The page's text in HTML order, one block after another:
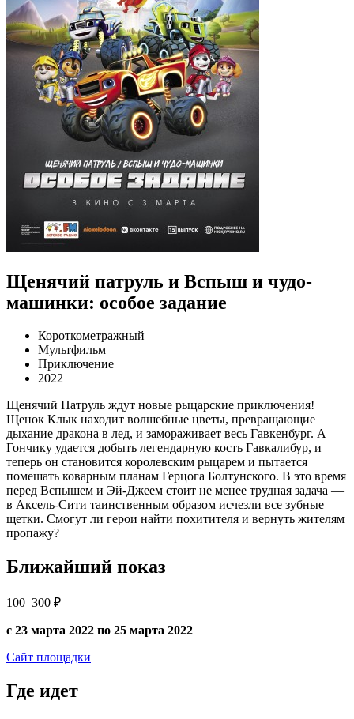
Щенячий патруль и Вспыш и чудо-
машинки: особое задание
Короткометражный
Мультфильм
Приключение
2022
Щенячий Патруль ждут новые рыцарские приключения!
Щенок Клык находит волшебные цветы, превращающие
дыхание дракона в лед, и замораживает весь Гавкенбург. А
Гончику удается добыть легендарную кость Гавкалибур, и
теперь он становится королевским рыцарем и пытается
помешать коварным планам Герцога Болтунского. В это время
перед Вспышем и Эй-Джеем стоит не менее трудная задача —
в Аксель-Сити таинственным образом исчезли все зубные
щетки. Смогут ли герои найти похитителя и вернуть жителям
пропажу?
Ближайший показ
100–300 ₽
с 23 марта 2022 по 25 марта 2022
Сайт площадки
Где идет